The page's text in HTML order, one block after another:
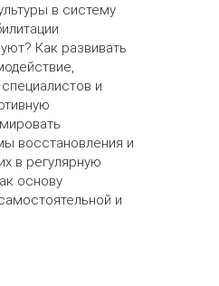
в систему
Как развивать
и
восстановления и
в регулярную
основу
и